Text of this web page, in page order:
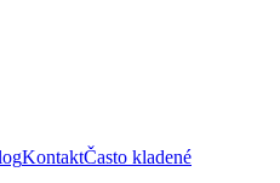
KontaktČasto kladené